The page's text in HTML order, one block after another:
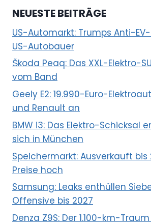
n
NEUESTE BEITRÄGE
US-Automarkt: Trumps Anti-
US-Autobauer
Škoda Peaq: Das XXL-Elektro-
vom Band
Geely E2: 19.990-Euro-
und Renault an
BMW i3: Das Elektro-Schicksal
sich in München
Speichermarkt: Ausverkauft bis
Preise hoch
Samsung: Leaks enthüllen
Offensive bis 2027
Denza Z9S: Der 1.100-km-